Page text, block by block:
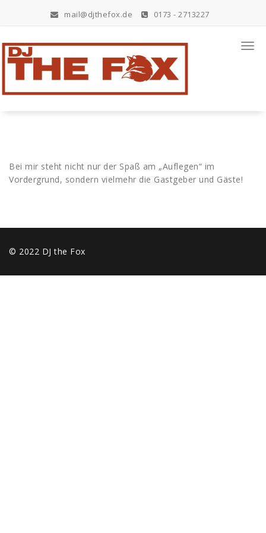
springen
mail@djthefox.de 0173 - 2713227
Hier steppt der Fuchs
Bei mir steht nicht nur der Spaß am „Auflegen“ im
Vordergrund, sondern vielmehr die Gastgeber und Gäste!
© 2022 DJ the Fox